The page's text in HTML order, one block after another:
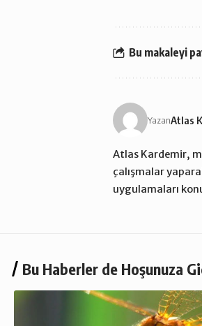
Bu makaleyi
YazanAtlas
Atlas Kardemir,
çalışmalar
uygulamaları
Bu Haberler de Hoşunuza